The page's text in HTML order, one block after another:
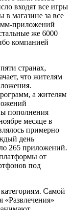
входят все игры
магазине за все
приложений
же 6000
компанией
странах,
что жителям
а жителям
пополнения
месяце в
примерно
день
265 приложений.
от
под
Самой
«Развлечения»